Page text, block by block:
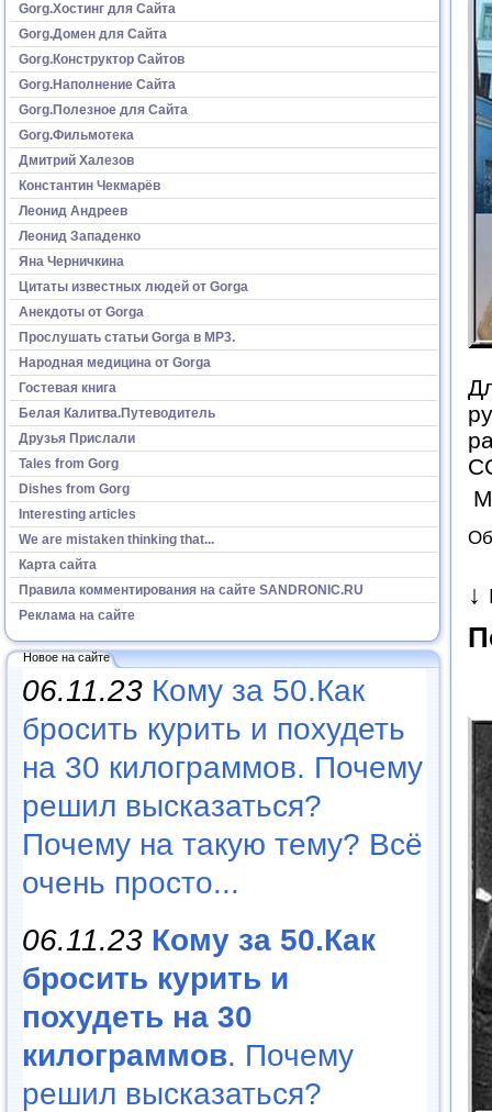
Gorg.Хостинг для Сайта
Gorg.Домен для Сайта
Gorg.Конструктор Сайтов
Gorg.Наполнение Сайта
Gorg.Полезное для Сайта
Gorg.Фильмотека
Дмитрий Халезов
Константин Чекмарёв
Леонид Андреев
Леонид Западенко
Яна Черничкина
Цитаты известных людей от Gorga
Анекдоты от Gorga
Прослушать статьи Gorga в МР3.
Народная медицина от Gorga
Гостевая книга
Белая Калитва.Путеводитель
Друзья Прислали
Tales from Gorg
Dishes from Gorg
Interesting articles
We are mistaken thinking that...
Карта сайта
Правила комментирования на сайте SANDRONIC.RU
Реклама на сайте
Новое на сайте
06.11.23 Кому за 50.Как
бросить курить и похудеть
на 30 килограммов. Почему
решил высказаться?
Почему на такую тему? Всё
очень просто...
06.11.23 Кому за 50.Как
бросить курить и
похудеть на 30
килограммов. Почему
решил высказаться?